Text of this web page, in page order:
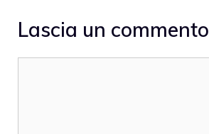
Lascia un commento